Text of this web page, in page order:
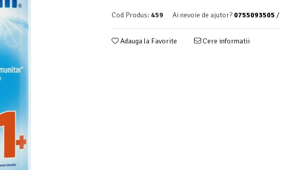
Cod Produs: 459 Ai nevoie de ajutor? 0755093505 /
Adauga la Favorite Cere informatii